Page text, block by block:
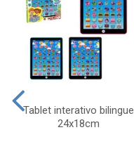
Tablet interativo bilingue
24x18cm